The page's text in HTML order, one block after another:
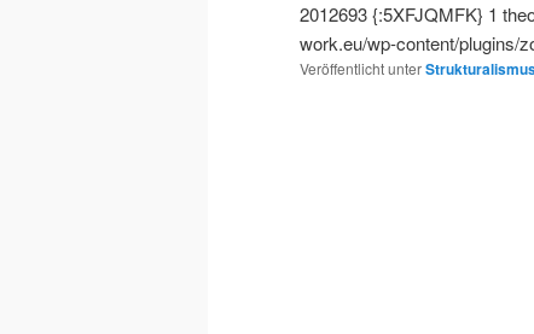
2012693{:5XFJQMFK} 1
work.eu/wp-content/plugins/
Veröffentlicht unter